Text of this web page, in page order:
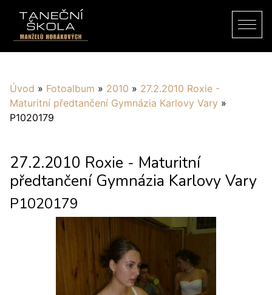
Úvod » Fotoalbum » 2010 » 27.2.2010 Roxie -
Maturitní předtančení Gymnázia Karlovy Vary »
P1020179
27.2.2010 Roxie - Maturitní
předtančení Gymnázia Karlovy Vary
P1020179